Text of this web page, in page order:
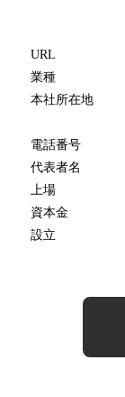
URL
業種
本社所在地
電話番号
代表者名
上場
資本金
設立